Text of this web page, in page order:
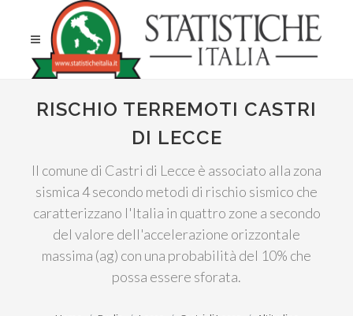
RISCHIO TERREMOTI CASTRI
DI LECCE
Il comune di Castri di Lecce è associato alla zona
sismica 4 secondo metodi di rischio sismico che
caratterizzano l'Italia in quattro zone a secondo
del valore dell'accelerazione orizzontale
massima (ag) con una probabilità del 10% che
possa essere sforata.